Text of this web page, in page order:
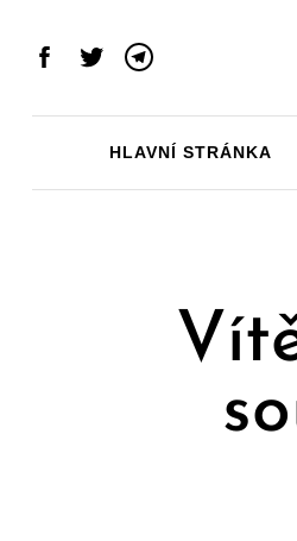
Facebook
TwitterTelegram
HLAVNÍ STRÁNKA